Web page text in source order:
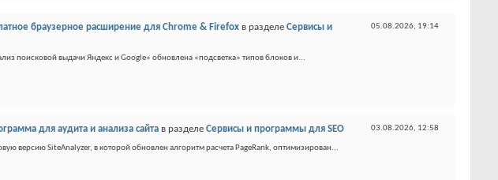
05.08.2026, 19:14
браузерное расширение для Chrome & Firefox в разделе Сервисы и
поисковой выдачи Яндекс и Google» обновлена «подсветка» типов блоков и...
03.08.2026, 12:58
для аудита и анализа сайта в разделе Сервисы и программы для SEO
версию SiteAnalyzer, в которой обновлен алгоритм расчета PageRank, оптимизирован...